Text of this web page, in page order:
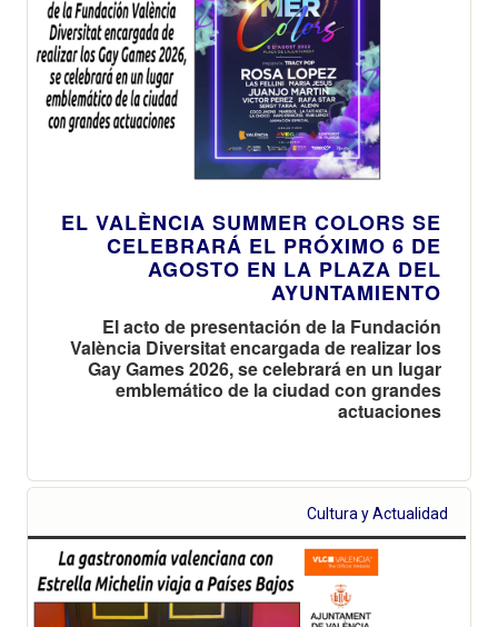
EL VALÈNCIA SUMMER COLORS SE
CELEBRARÁ EL PRÓXIMO 6 DE
AGOSTO EN LA PLAZA DEL
AYUNTAMIENTO
El acto de presentación de la Fundación
València Diversitat encargada de realizar los
Gay Games 2026, se celebrará en un lugar
emblemático de la ciudad con grandes
actuaciones
Cultura y Actualidad